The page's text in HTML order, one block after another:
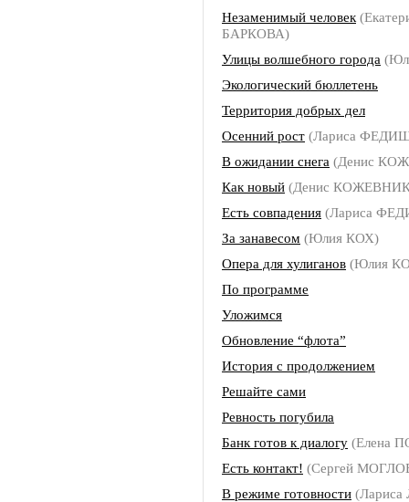
Незаменимый человек
БАРКОВА)
Улицы волшебного города
Экологический бюллетень
Территория добрых дел
Осенний рост (Лариса
В ожидании снега (Денис
Как новый (Денис
Есть совпадения (Лариса
За занавесом (Юлия КОХ)
Опера для хулиганов (Юлия
По программе
Уложимся
Обновление “флота”
История с продолжением
Решайте сами
Ревность погубила
Банк готов к диалогу (Елена
Есть контакт! (Сергей
В режиме готовности